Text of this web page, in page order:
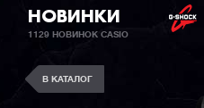
НОВИНКИ
1129 НОВИНОК CASIO
В КАТАЛОГ